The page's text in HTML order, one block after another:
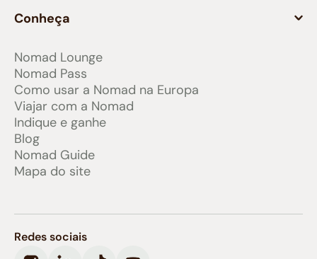
Conheça
Nomad Lounge
Nomad Pass
Como usar a Nomad na Europa
Viajar com a Nomad
Indique e ganhe
Blog
Nomad Guide
Mapa do site
Redes sociais